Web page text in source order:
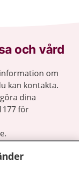
och vård
om
kan kontakta.
dina
för